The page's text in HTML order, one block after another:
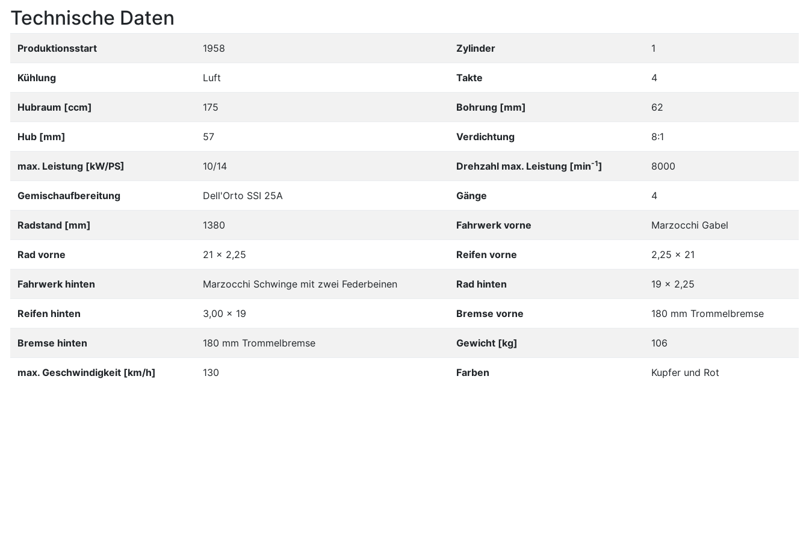
Technische Daten
Produktionsstart 1958 Zylinder 1
Kühlung Luft Takte 4
Hubraum [ccm] 175 Bohrung [mm] 62
Hub [mm] 57 Verdichtung 8:1
max. Leistung [kW/PS] 10/14 Drehzahl max. Leistung [min-1] 8000
Gemischaufbereitung Dell'Orto SSI 25A Gänge 4
Radstand [mm] 1380 Fahrwerk vorne Marzocchi Gabel
Rad vorne 21 x 2,25 Reifen vorne 2,25 x 21
Fahrwerk hinten Marzocchi Schwinge mit zwei Federbeinen Rad hinten 19 x 2,25
Reifen hinten 3,00 x 19 Bremse vorne 180 mm Trommelbremse
Bremse hinten 180 mm Trommelbremse Gewicht [kg] 106
max. Geschwindigkeit [km/h] 130 Farben Kupfer und Rot